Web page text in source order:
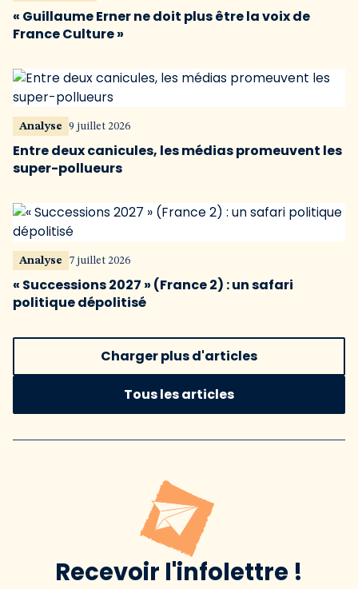
« Guillaume Erner ne doit plus être la voix de
France Culture »
Analyse 9 juillet 2026
Entre deux canicules, les médias promeuvent les
super-pollueurs
Analyse 7 juillet 2026
« Successions 2027 » (France 2) : un safari
politique dépolitisé
Charger plus d'articles
Tous les articles
Recevoir l'infolettre !